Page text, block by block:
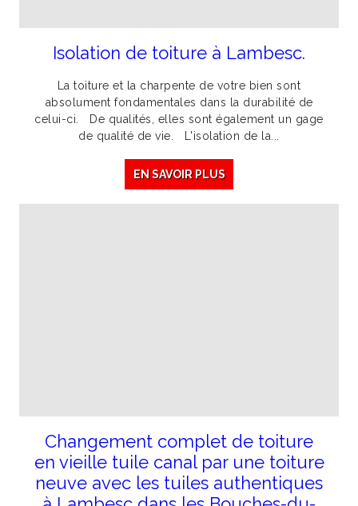
Isolation de toiture à Lambesc.
La toiture et la charpente de votre bien sont
absolument fondamentales dans la durabilité de
celui-ci. De qualités, elles sont également un gage
de qualité de vie. L'isolation de la...
EN SAVOIR PLUS
Changement complet de toiture
en vieille tuile canal par une toiture
neuve avec les tuiles authentiques